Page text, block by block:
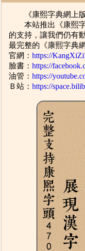
《康熙字典網上版
本站推出《康熙字
的支持，讓我們仍有
最完整的《康熙字典
官網：https://
臉書：https://
油管：https://
Ｂ站：https://